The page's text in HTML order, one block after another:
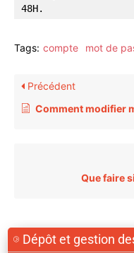
Dépôt et gestion
48H.
Tags: compte mot de
Précédent
Comment modifier
Que faire